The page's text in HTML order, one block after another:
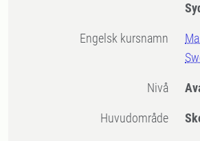
Engelsk kursnamn
Nivå
Huvudområde